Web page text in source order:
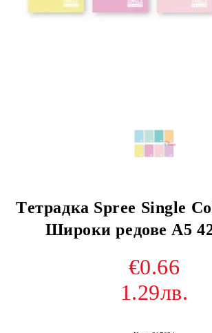
Tетрадка Spree Single
Широки редове A5
€0.66
1.29лв.